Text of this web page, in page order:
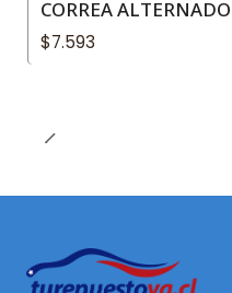
CORREA
$7.593